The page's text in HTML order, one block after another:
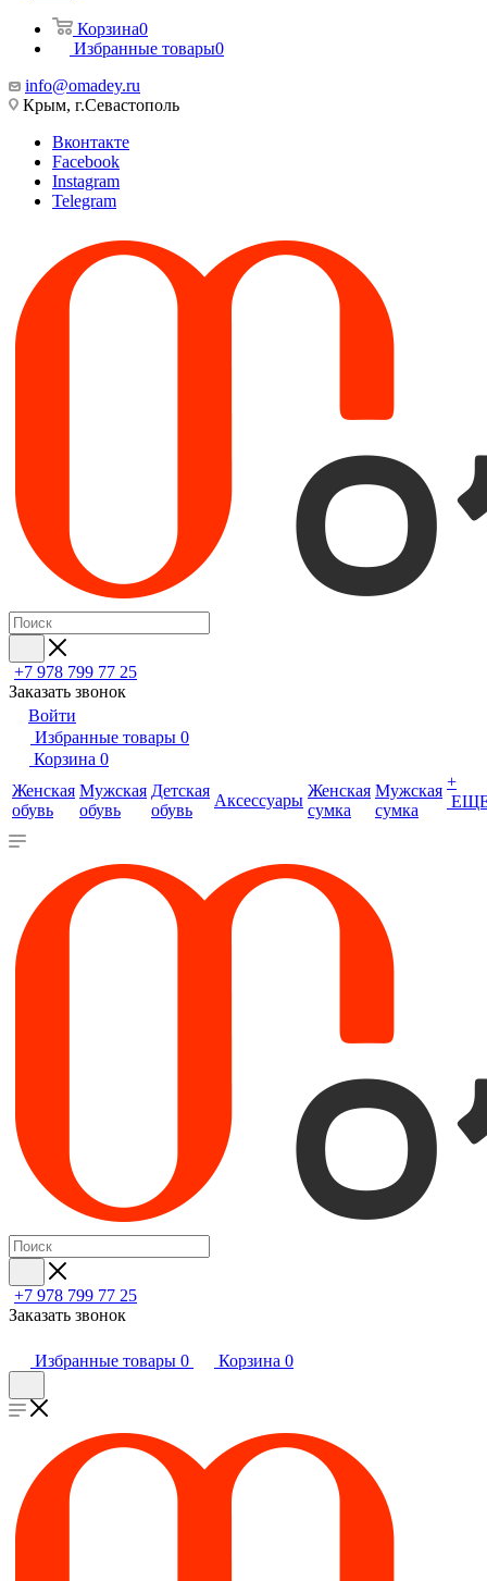
Корзина0
Избранные товары0
info@omadey.ru
Крым, г.Севастополь
Вконтакте
Facebook
Instagram
Telegram
+7 978 799 77 25
Заказать звонок
Войти
Избранные товары 0
Корзина 0
Женская
обувь
Мужская
обувь
Детская
обувь
Аксессуары
Женская
сумка
Мужская
сумка
+
+7 978 799 77 25
Заказать звонок
Избранные товары 0 Корзина 0